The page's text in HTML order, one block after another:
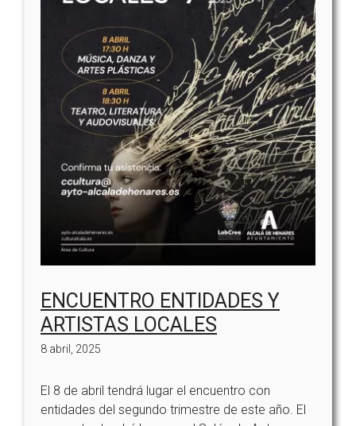
ENCUENTRO ENTIDADES Y
ARTISTAS LOCALES
8 abril, 2025
El 8 de abril tendrá lugar el encuentro con
entidades del segundo trimestre de este año. El